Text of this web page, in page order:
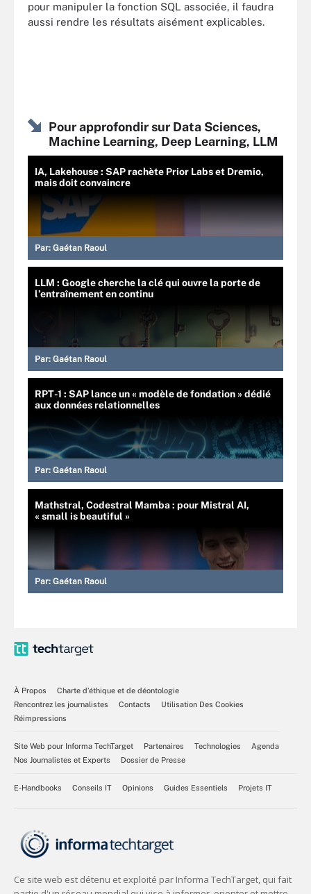
pour manipuler la fonction SQL associée, il faudra
aussi rendre les résultats aisément explicables.
Pour approfondir sur Data Sciences,
Machine Learning, Deep Learning, LLM
IA, Lakehouse : SAP rachète Prior Labs et Dremio,
mais doit convaincre
Par: Gaétan Raoul
LLM : Google cherche la clé qui ouvre la porte de
l’entraînement en continu
Par: Gaétan Raoul
RPT-1 : SAP lance un « modèle de fondation » dédié
aux données relationnelles
Par: Gaétan Raoul
Mathstral, Codestral Mamba : pour Mistral AI,
« small is beautiful »
Par: Gaétan Raoul
À Propos
Charte d’éthique et de déontologie
Rencontrez les journalistes
Contacts
Utilisation Des Cookies
Réimpressions
Site Web pour Informa TechTarget Partenaires Technologies
Agenda
Nos Journalistes et Experts
Dossier de Presse
E-Handbooks Conseils IT Opinions Guides Essentiels Projets IT